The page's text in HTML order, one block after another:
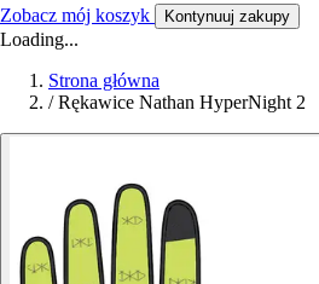
Zobacz mój koszyk Kontynuuj zakupy
Loading...
Strona główna
/ Rękawice Nathan HyperNight 2